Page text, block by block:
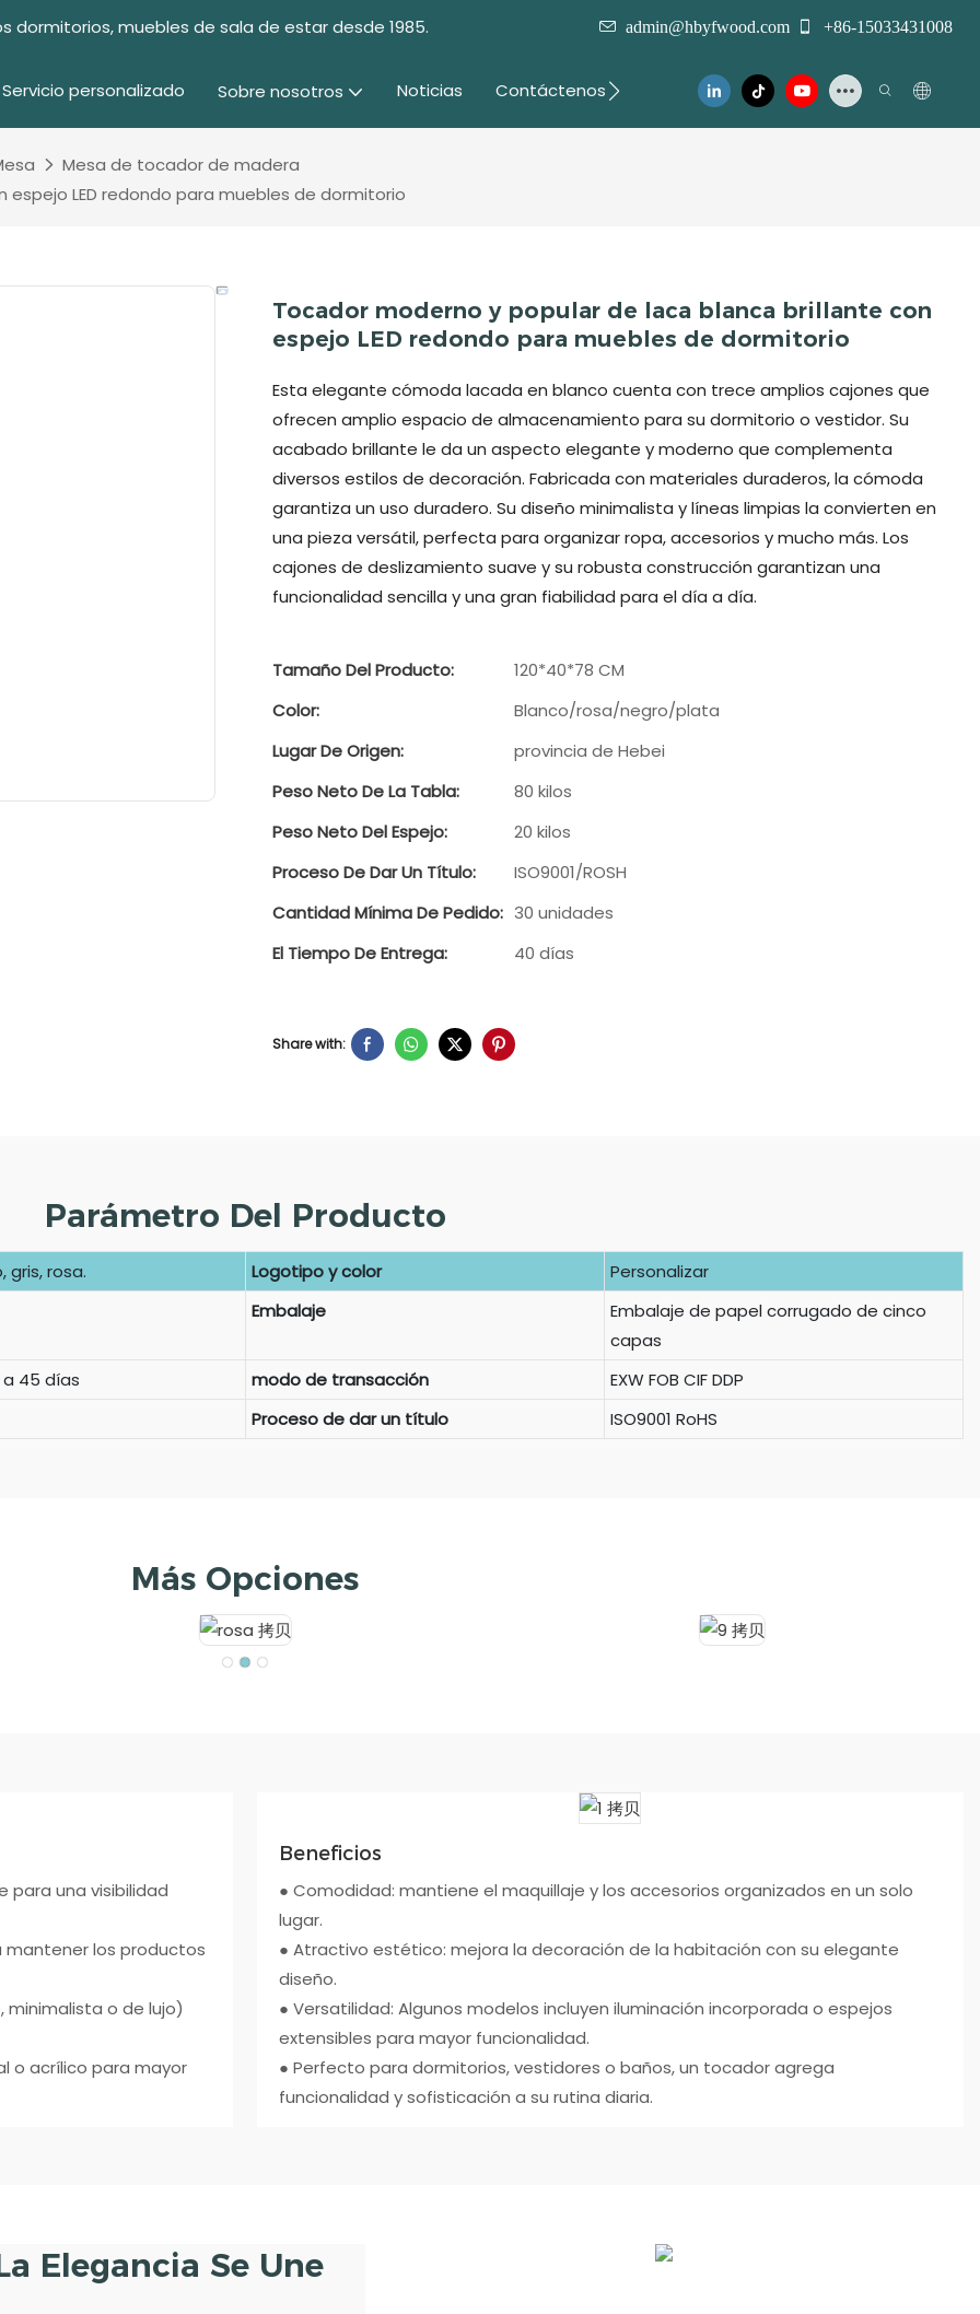
dormitorios, muebles de sala de estar desde 1985. admin@hbyfwood.com +86-15033431008
Servicio personalizado Sobre nosotros Noticias Contáctenos
Mesa de tocador de madera
LED redondo para muebles de dormitorio
Tocador moderno y popular de laca blanca brillante con
espejo LED redondo para muebles de dormitorio
Esta elegante cómoda lacada en blanco cuenta con trece amplios cajones que
ofrecen amplio espacio de almacenamiento para su dormitorio o vestidor. Su
acabado brillante le da un aspecto elegante y moderno que complementa
diversos estilos de decoración. Fabricada con materiales duraderos, la cómoda
garantiza un uso duradero. Su diseño minimalista y líneas limpias la convierten en
una pieza versátil, perfecta para organizar ropa, accesorios y mucho más. Los
cajones de deslizamiento suave y su robusta construcción garantizan una
funcionalidad sencilla y una gran fiabilidad para el día a día.
Tamaño Del Producto:
120*40*78 CM
Color:
Blanco/rosa/negro/plata
Lugar De Origen:
provincia de Hebei
Peso Neto De La Tabla:
80 kilos
Peso Neto Del Espejo:
20 kilos
Proceso De Dar Un Título:
ISO9001/ROSH
Cantidad Mínima De Pedido: 30 unidades
El Tiempo De Entrega:
40 días
Share with:
Parámetro Del Producto
gris, rosa. Logotipo y color
Personalizar
Embalaje
Embalaje de papel corrugado de cinco
capas
45 días
modo de transacción
EXW FOB CIF DDP
Proceso de dar un título
ISO9001 RoHS
Más Opciones
para una visibilidad
mantener los productos
minimalista o de lujo)
o acrílico para mayor
Beneficios
● Comodidad: mantiene el maquillaje y los accesorios organizados en un solo
lugar.
● Atractivo estético: mejora la decoración de la habitación con su elegante
diseño.
● Versatilidad: Algunos modelos incluyen iluminación incorporada o espejos
extensibles para mayor funcionalidad.
● Perfecto para dormitorios, vestidores o baños, un tocador agrega
funcionalidad y sofisticación a su rutina diaria.
Elegancia Se Une